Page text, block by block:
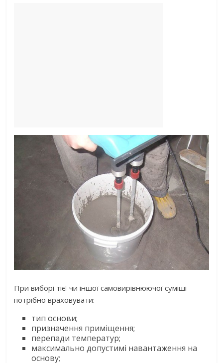
При виборі тієї чи іншої самовирівнюючої суміші
потрібно враховувати:
тип основи;
призначення приміщення;
перепади температур;
максимально допустимі навантаження на
основу;